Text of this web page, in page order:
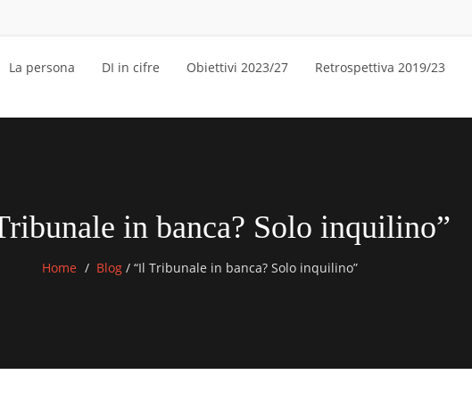
La persona DI in cifre Obiettivi 2023/27 Retrospettiva 2019/23
in banca? Solo inquilino”
Home Blog / “Il Tribunale in banca? Solo inquilino”